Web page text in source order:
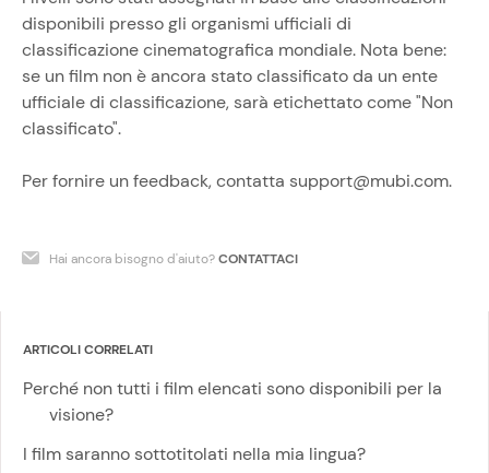
disponibili presso gli organismi ufficiali di
classificazione cinematografica mondiale. Nota bene:
se un film non è ancora stato classificato da un ente
ufficiale di classificazione, sarà etichettato come "Non
classificato".
Per fornire un feedback, contatta support@mubi.com.
Hai ancora bisogno d'aiuto?CONTATTACI
ARTICOLI CORRELATI
Perché non tutti i film elencati sono disponibili per la
visione?
I film saranno sottotitolati nella mia lingua?